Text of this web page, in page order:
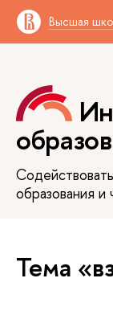
Высшая
образования и
Тема